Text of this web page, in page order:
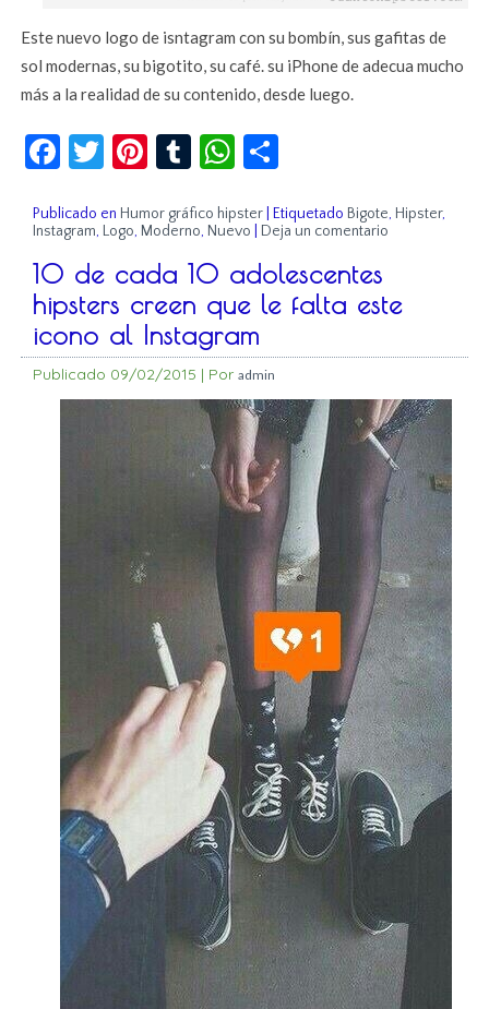
Este nuevo logo de isntagram con su bombín, sus gafitas de
sol modernas, su bigotito, su café. su iPhone de adecua mucho
más a la realidad de su contenido, desde luego.
Facebook
Twitter
Pinterest
TumblrWhatsApp
Publicado en Humor gráfico hipster Etiquetado Bigote, Hipster,
Instagram, Logo, Moderno, Nuevo Deja un comentario
10 de cada 10 adolescentes
hipsters creen que le falta este
icono al Instagram
Publicado 09/02/2015 | Por admin